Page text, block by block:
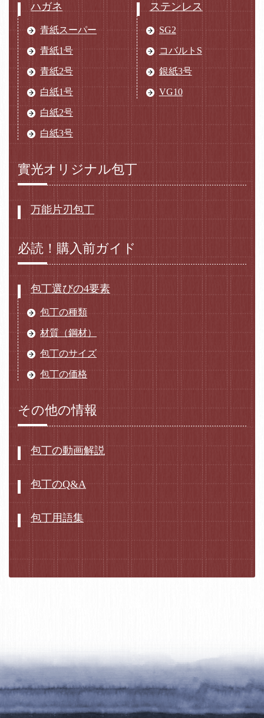
ハガネ
青紙スーパー
青紙1号
青紙2号
白紙1号
白紙2号
白紙3号
ステンレス
SG2
コバルトS
銀紙3号
VG10
實光オリジナル包丁
万能片刃包丁
必読！購入前ガイド
包丁選びの4要素
包丁の種類
材質（鋼材）
包丁のサイズ
包丁の価格
その他の情報
包丁の動画解説
包丁のQ&A
包丁用語集